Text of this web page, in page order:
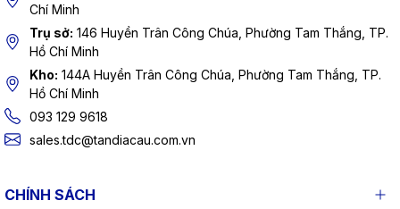
Chí Minh
Trụ sở: 146 Huyền Trân Công Chúa, Phường Tam Thắng, TP.
Hồ Chí Minh
Kho: 144A Huyền Trân Công Chúa, Phường Tam Thắng, TP.
Hồ Chí Minh
093 129 9618
sales.tdc@tandiacau.com.vn
CHÍNH SÁCH